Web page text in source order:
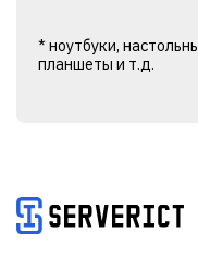
* ноутбуки,
планшеты и т.д.